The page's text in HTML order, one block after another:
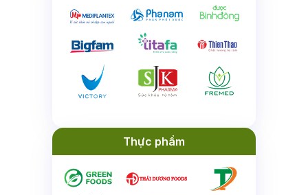
Thực phẩm